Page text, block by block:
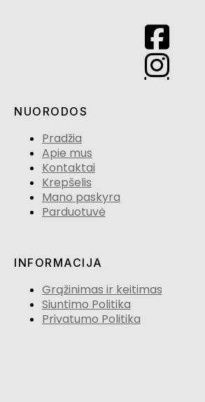
NUORODOS
Pradžia
Apie mus
Kontaktai
Krepšelis
Mano paskyra
Parduotuvė
INFORMACIJA
Grąžinimas ir keitimas
Siuntimo Politika
Privatumo Politika